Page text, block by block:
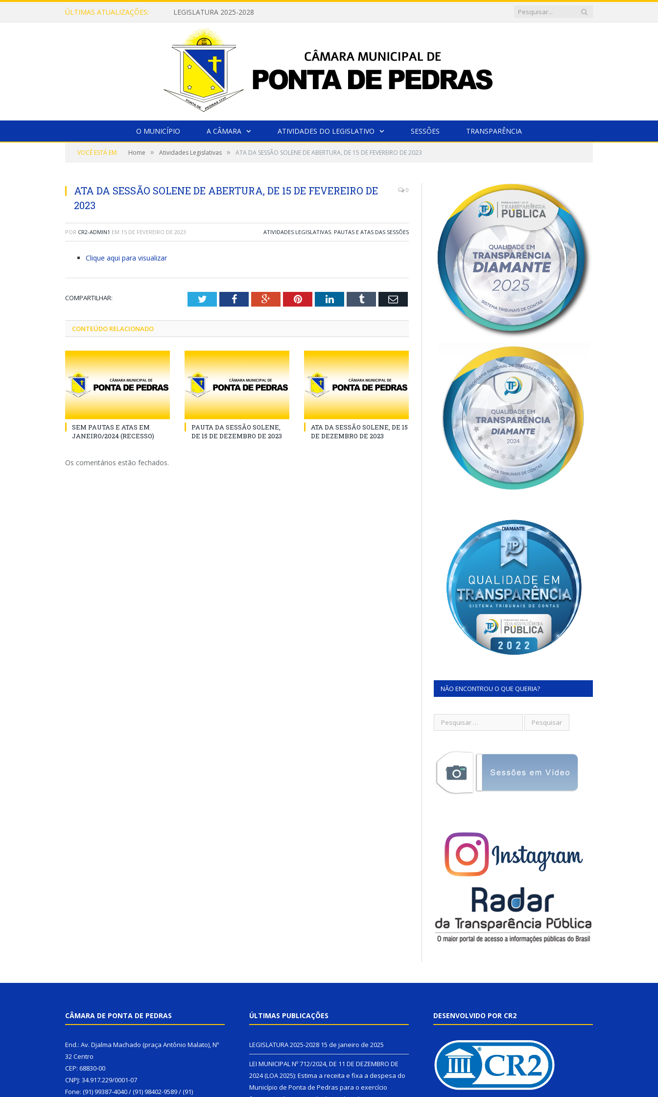
ÚLTIMAS ATUALIZAÇÕES: LEGISLATURA 2025-2028
O MUNICÍPIO A CÂMARA ATIVIDADES DO LEGISLATIVO SESSÕES TRANSPARÊNCIA
VOCÊ ESTÁ EM: Home » Atividades Legislativas » ATA DA SESSÃO SOLENE DE ABERTURA, DE 15 DE FEVEREIRO DE 2023
ATA DA SESSÃO SOLENE DE ABERTURA, DE 15 DE FEVEREIRO DE
2023
0
POR CR2-ADMIN1 EM 15 DE FEVEREIRO DE 2023 ATIVIDADES LEGISLATIVAS, PAUTAS E ATAS DAS SESSÕES
Clique aqui para visualizar
COMPARTILHAR: TwitterFacebookGoogle+PinterestLinkedInTumblr Email
CONTEÚDO RELACIONADO
SEM PAUTAS E ATAS EM
JANEIRO/2024 (RECESSO)
PAUTA DA SESSÃO SOLENE,
DE 15 DE DEZEMBRO DE 2023
ATA DA SESSÃO SOLENE, DE 15
DE DEZEMBRO DE 2023
Os comentários estão fechados.
NÃO ENCONTROU O QUE QUERIA?
CÂMARA DE PONTA DE PEDRAS
End.: Av. Djalma Machado (praça Antônio Malato), Nº
32 Centro
CEP: 68830-00
CNPJ: 34.917.229/0001-07
Fone: (91) 99387-4040 / (91) 98402-9589 / (91)
ÚLTIMAS PUBLICAÇÕES
LEGISLATURA 2025-2028 15 de janeiro de 2025
LEI MUNICIPAL Nº 712/2024, DE 11 DE DEZEMBRO DE
2024 (LOA 2025): Estima a receita e fixa a despesa do
Município de Ponta de Pedras para o exercício
DESENVOLVIDO POR CR2